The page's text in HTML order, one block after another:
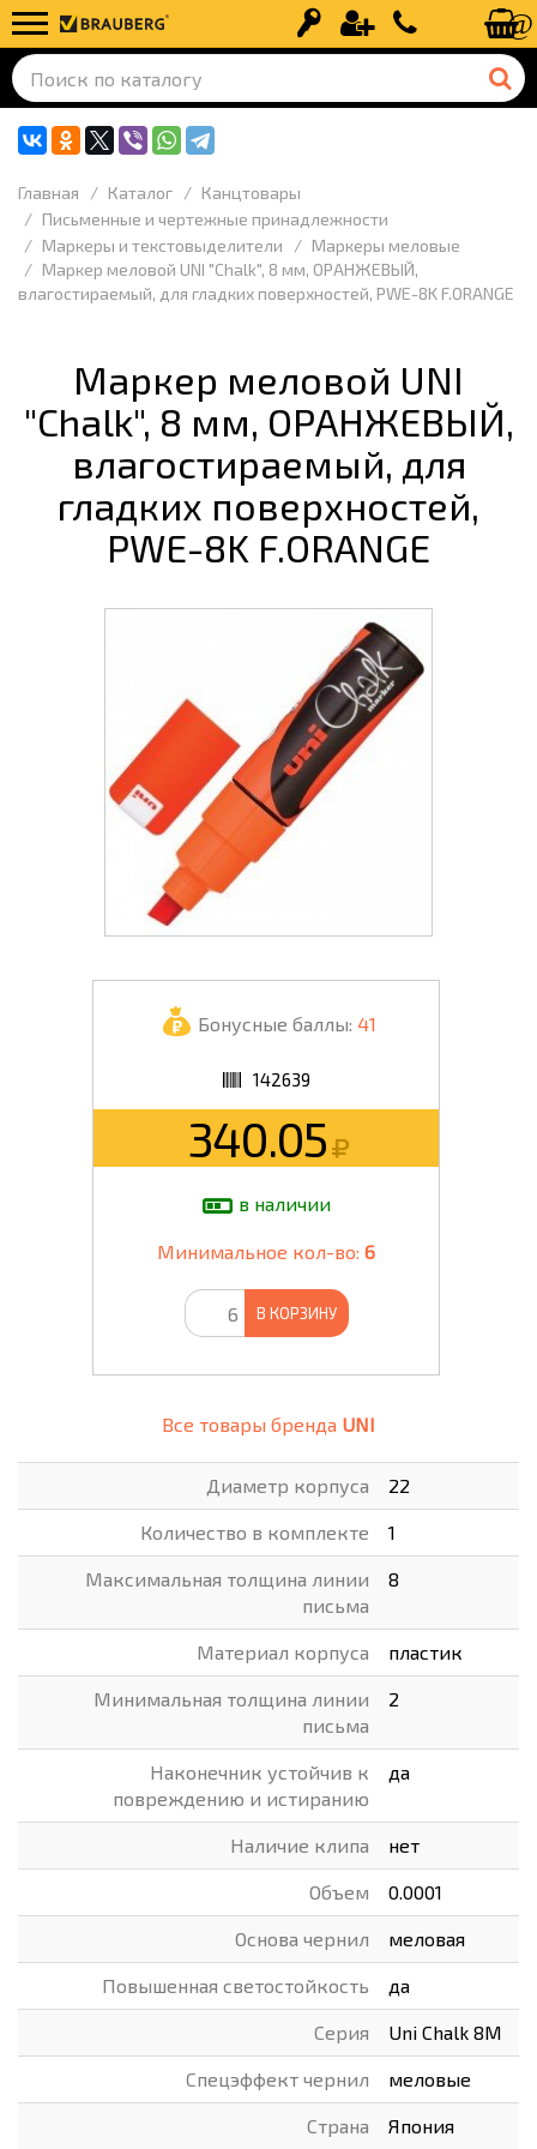
Вход Регистрация+7 (499) 110-
Главная Каталог
Канцтовары
Письменные и чертежные принадлежности
Маркеры и текстовыделители
Маркеры меловые
Маркер меловой UNI "Chalk", 8 мм, ОРАНЖЕВЫЙ,
влагостираемый, для гладких поверхностей, PWE-8K F.ORANGE
Маркер меловой UNI
"Chalk", 8 мм, ОРАНЖЕВЫЙ,
влагостираемый, для
гладких поверхностей,
PWE-8K F.ORANGE
Бонусные баллы: 41
142639
340.05
в наличии
Минимальное кол-во: 6
В КОРЗИНУ
Все товары бренда UNI
Диаметр корпуса 22
Количество в комплекте 1
Максимальная толщина линии
письма
8
Материал корпуса пластик
Минимальная толщина линии
письма
2
Наконечник устойчив к
повреждению и истиранию
да
Наличие клипа нет
Объем 0.0001
Основа чернил меловая
Повышенная светостойкость да
Серия Uni Chalk 8M
Спецэффект чернил меловые
Страна Япония